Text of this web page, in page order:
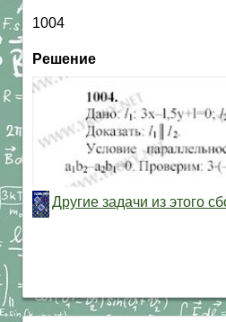
1004
Решение
Другие задачи из этого